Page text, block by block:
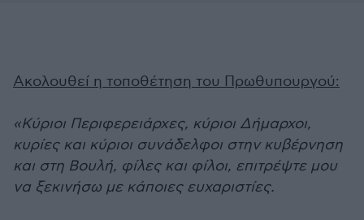
Ακολουθεί η τοποθέτηση του Πρωθυπουργού:
«Κύριοι Περιφερειάρχες, κύριοι Δήμαρχοι,
κυρίες και κύριοι συνάδελφοι στην κυβέρνηση
και στη Βουλή, φίλες και φίλοι, επιτρέψτε μου
να ξεκινήσω με κάποιες ευχαριστίες.